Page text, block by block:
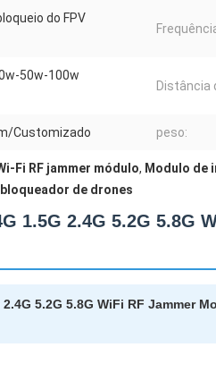
do FPV
50w-100w
Distância
Customizado peso:
Fi RF jammer módulo, Modulo de
de drones
1.5G 2.4G 5.2G 5.8G
2.4G 5.2G 5.8G WiFi RF Jammer